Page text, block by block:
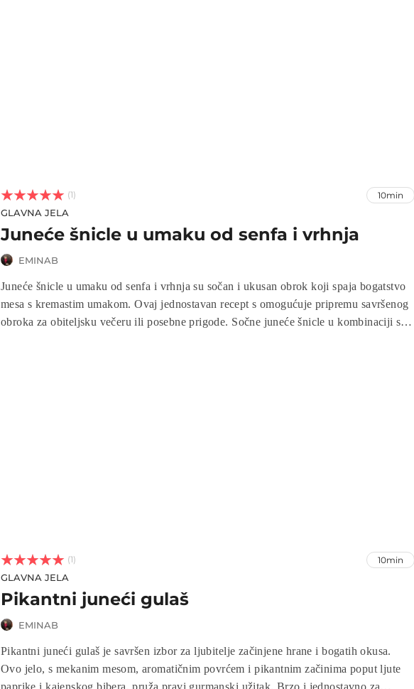


 (1) 10min
GLAVNA JELA
Juneće šnicle u umaku od senfa i vrhnja
EMINAB
Juneće šnicle u umaku od senfa i vrhnja su sočan i ukusan obrok koji spaja bogatstvo
mesa s kremastim umakom. Ovaj jednostavan recept s omogućuje pripremu savršenog
obroka za obiteljsku večeru ili posebne prigode. Sočne juneće šnicle u kombinaciji s


 (1) 10min
GLAVNA JELA
Pikantni juneći gulaš
EMINAB
Pikantni juneći gulaš je savršen izbor za ljubitelje začinjene hrane i bogatih okusa.
Ovo jelo, s mekanim mesom, aromatičnim povrćem i pikantnim začinima poput ljute